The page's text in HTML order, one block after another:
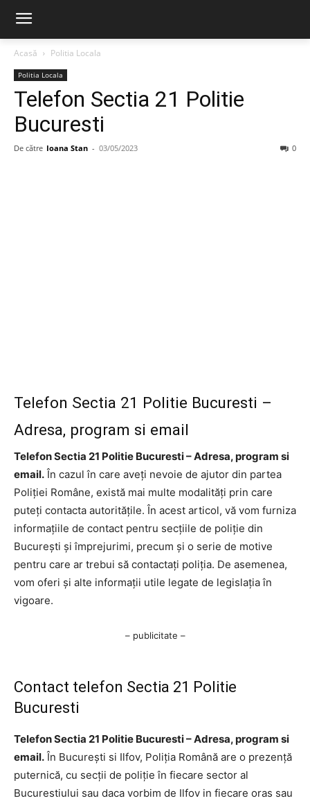
Acasă Politia Locala
Politia Locala
Telefon Sectia 21 Politie
Bucuresti
De către Ioana Stan - 03/05/2023 0
Telefon Sectia 21 Politie Bucuresti –
Adresa, program si email
Telefon Sectia 21 Politie Bucuresti – Adresa, program si
email. În cazul în care aveți nevoie de ajutor din partea
Poliției Române, există mai multe modalități prin care
puteți contacta autoritățile. În acest articol, vă vom furniza
informațiile de contact pentru secțiile de poliție din
București și împrejurimi, precum și o serie de motive
pentru care ar trebui să contactați poliția. De asemenea,
vom oferi și alte informații utile legate de legislația în
vigoare.
– publicitate –
Contact telefon Sectia 21 Politie
Bucuresti
Telefon Sectia 21 Politie Bucuresti – Adresa, program si
email. În București si Ilfov, Poliția Română are o prezență
puternică, cu secții de poliție în fiecare sector al
Bucurestiului sau daca vorbim de Ilfov in fiecare oras sau